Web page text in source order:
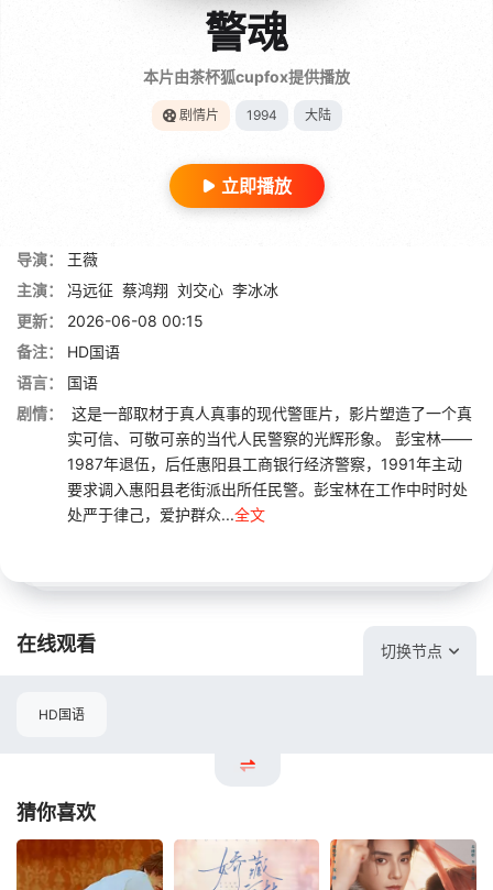
警魂
本片由茶杯狐cupfox提供播放
剧情片 1994 大陆
立即播放
导演：
王薇
主演：
冯远征 蔡鸿翔 刘交心 李冰冰
更新：
2026-06-08 00:15
备注：
HD国语
语言：
国语
剧情：
这是一部取材于真人真事的现代警匪片，影片塑造了一个真
实可信、可敬可亲的当代人民警察的光辉形象。 彭宝林——
1987年退伍，后任惠阳县工商银行经济警察，1991年主动
要求调入惠阳县老街派出所任民警。彭宝林在工作中时时处
处严于律己，爱护群众...全文
在线观看 切换节点
HD国语
猜你喜欢